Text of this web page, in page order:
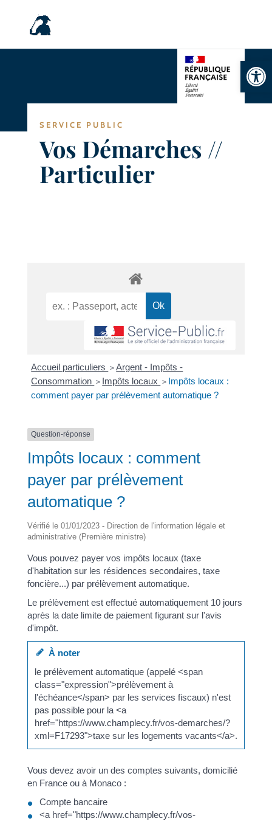
SERVICE PUBLIC
Vos Démarches //
Particulier
Accueil particuliers >Argent - Impôts -
Consommation > Impôts locaux > Impôts locaux :
comment payer par prélèvement automatique ?
Question-réponse
Impôts locaux : comment
payer par prélèvement
automatique ?
Vérifié le 01/01/2023 - Direction de l'information légale et
administrative (Première ministre)
Vous pouvez payer vos impôts locaux (taxe
d'habitation sur les résidences secondaires, taxe
foncière...) par prélèvement automatique.
Le prélèvement est effectué automatiquement 10 jours
après la date limite de paiement figurant sur l'avis
d'impôt.
À noter
le prélèvement automatique (appelé <span
class="expression">prélèvement à
l'échéance</span> par les services fiscaux) n'est
pas possible pour la <a
href="https://www.champlecy.fr/vos-demarches/?
xml=F17293">taxe sur les logements vacants</a>.
Vous devez avoir un des comptes suivants, domicilié
en France ou à Monaco :
Compte bancaire
<a href="https://www.champlecy.fr/vos-
Ouvrir